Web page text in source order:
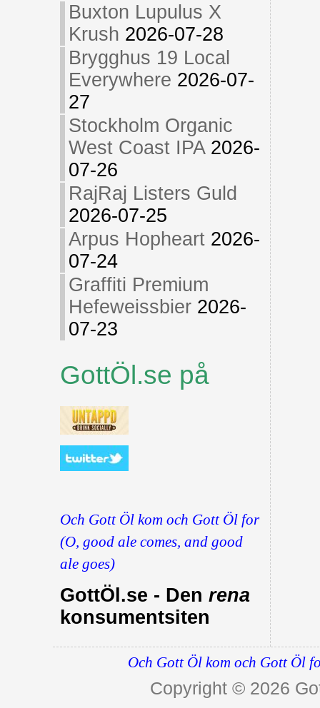
Buxton Lupulus X
Krush 2026-07-28
Brygghus 19 Local
Everywhere 2026-07-
27
Stockholm Organic
West Coast IPA 2026-
07-26
RajRaj Listers Guld
2026-07-25
Arpus Hopheart 2026-
07-24
Graffiti Premium
Hefeweissbier 2026-
07-23
GottÖl.se på
Och Gott Öl kom och Gott Öl for
(O, good ale comes, and good
ale goes)
GottÖl.se - Den rena
konsumentsiten
Och Gott Öl kom och Gott Öl
Copyright © 2026